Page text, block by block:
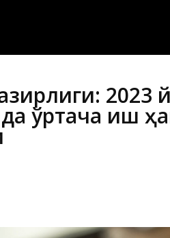
2023
ўртача иш